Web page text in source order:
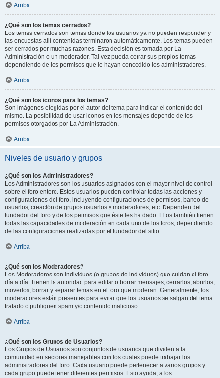
Arriba
¿Qué son los temas cerrados?
Los temas cerrados son temas donde los usuarios ya no pueden responder y
las encuestas allí contenidas terminaron automáticamente. Los temas pueden
ser cerrados por muchas razones. Esta decisión es tomada por La
Administración o un moderador. Tal vez pueda cerrar sus propios temas
dependiendo de los permisos que le hayan concedido los administradores.
Arriba
¿Qué son los iconos para los temas?
Son imágenes elegidas por el autor del tema para indicar el contenido del
mismo. La posibilidad de usar iconos en los mensajes depende de los
permisos otorgados por La Administración.
Arriba
Niveles de usuario y grupos
¿Qué son los Administradores?
Los Administradores son los usuarios asignados con el mayor nivel de control
sobre el foro entero. Estos usuarios pueden controlar todas las acciones y
configuraciones del foro, incluyendo configuraciones de permisos, baneo de
usuarios, creación de grupos usuarios y moderadores, etc. Dependen del
fundador del foro y de los permisos que éste les ha dado. Ellos también tienen
todas las capacidades de moderación en cada uno de los foros, dependiendo
de las configuraciones realizadas por el fundador del sitio.
Arriba
¿Qué son los Moderadores?
Los Moderadores son individuos (o grupos de individuos) que cuidan el foro
día a día. Tienen la autoridad para editar o borrar mensajes, cerrarlos, abrirlos,
moverlos, borrar y separar temas en el foro que moderan. Generalmente, los
moderadores están presentes para evitar que los usuarios se salgan del tema
tratado o publiquen spam y/o contenido malicioso.
Arriba
¿Qué son los Grupos de Usuarios?
Los Grupos de Usuarios son conjuntos de usuarios que dividen a la
comunidad en sectores manejables con los cuales puede trabajar los
administradores del foro. Cada usuario puede pertenecer a varios grupos y
cada grupo puede tener diferentes permisos. Esto ayuda, a los